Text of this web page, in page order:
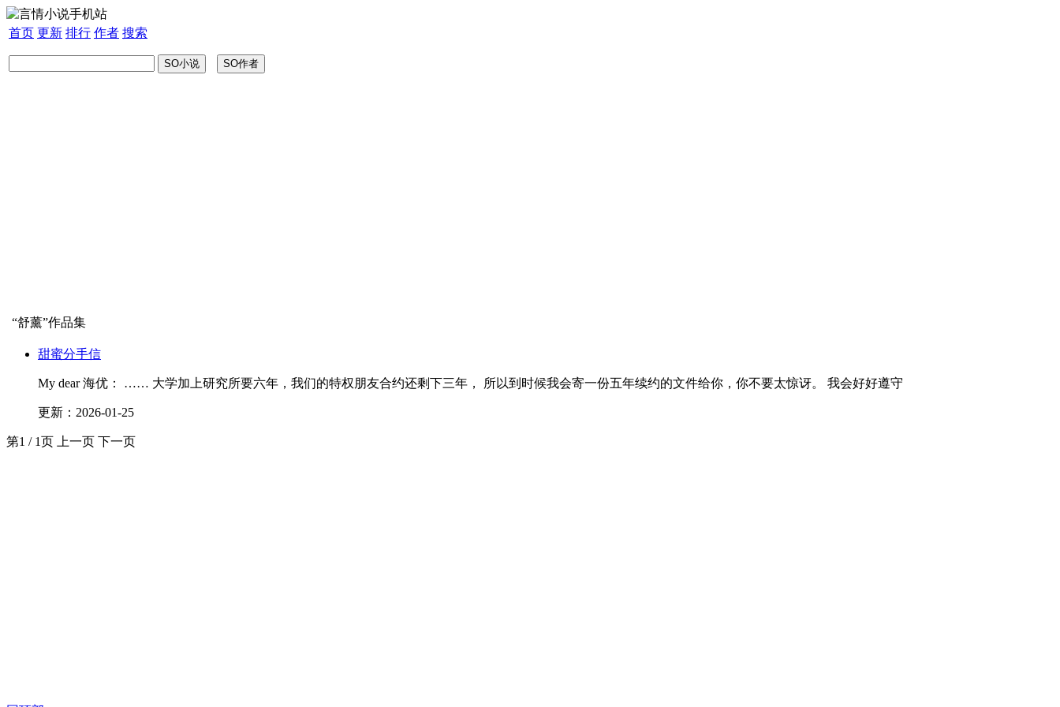
首页 更新 排行 作者 搜索
“舒薰”作品集
甜蜜分手信
My dear 海优： …… 大学加上研究所要六年，我们的特权朋友合约还剩下三年， 所以到时候我会寄一份五年续约的文件给你，你不要太惊讶。 我会好好遵守
更新：2026-01-25
第1 / 1页 上一页 下一页